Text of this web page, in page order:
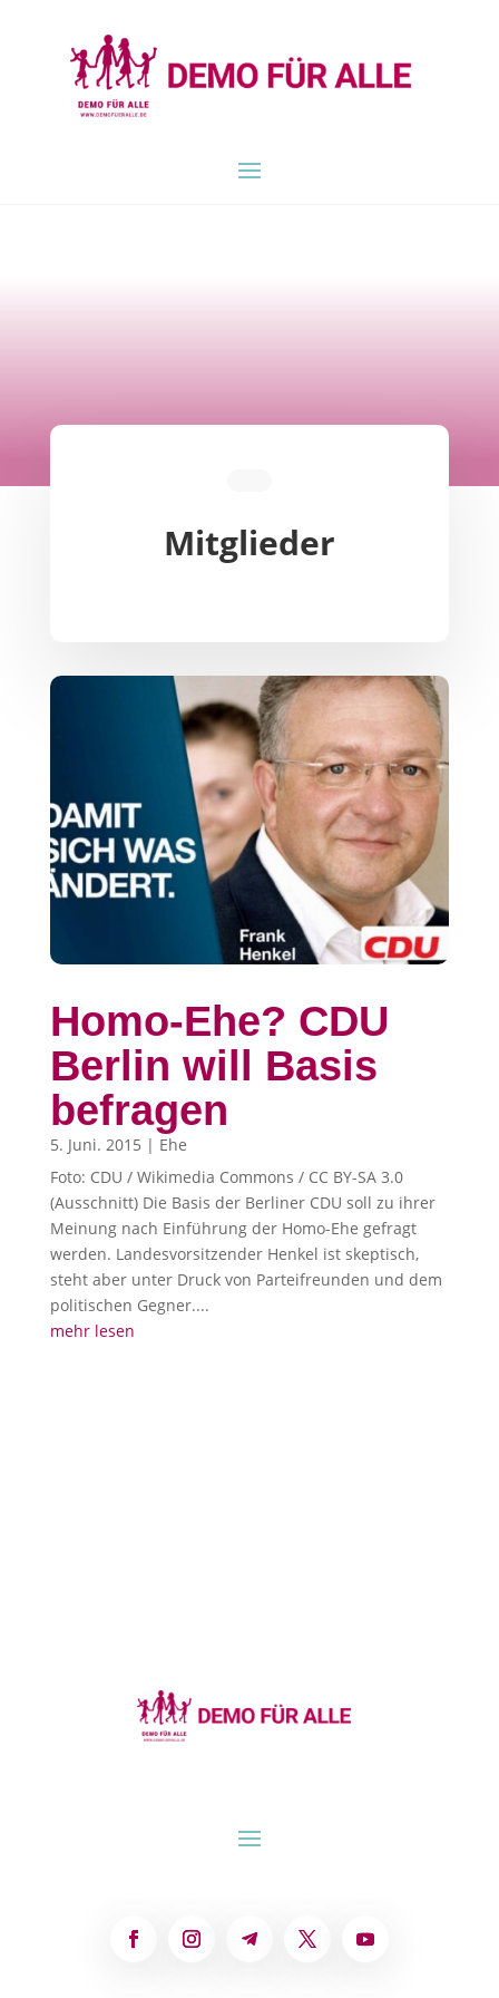
Mitglieder
Homo-Ehe? CDU
Berlin will Basis
befragen
5. Juni. 2015 | Ehe
Foto: CDU / Wikimedia Commons / CC BY-SA 3.0
(Ausschnitt) Die Basis der Berliner CDU soll zu ihrer
Meinung nach Einführung der Homo-Ehe gefragt
werden. Landesvorsitzender Henkel ist skeptisch,
steht aber unter Druck von Parteifreunden und dem
politischen Gegner....
mehr lesen